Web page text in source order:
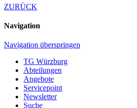
ZURÜCK
Navigation
Navigation überspringen
TG Würzburg
Abteilungen
Angebote
Servicepoint
Newsletter
Suche